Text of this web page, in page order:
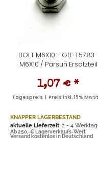
BOLT M6X10 - GB-T5783-
M6X10 / Parsun Ersatzteil
1,07 € *
Tagespreis | Preis inkl. 19%
KNAPPER LAGERBESTAND
aktuelle Lieferzeit: 2 - 4
Ab 250,-€ Lagerverkaufs-Wert
Versand kostenlos in Deutschland